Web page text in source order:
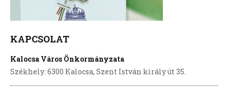
KAPCSOLAT
Kalocsa Város Önkormányzata
Székhely: 6300 Kalocsa, Szent István király út 35.